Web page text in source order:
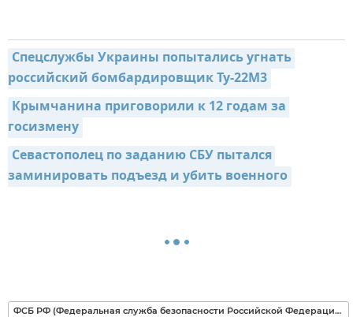
Спецслужбы Украины попытались угнать
российский бомбардировщик Ту-22М3
Крымчанина приговорили к 12 годам за
госизмену
Севастополец по заданию СБУ пытался
заминировать подъезд и убить военного
ФСБ РФ (Федеральная служба безопасности Российской Федерации)